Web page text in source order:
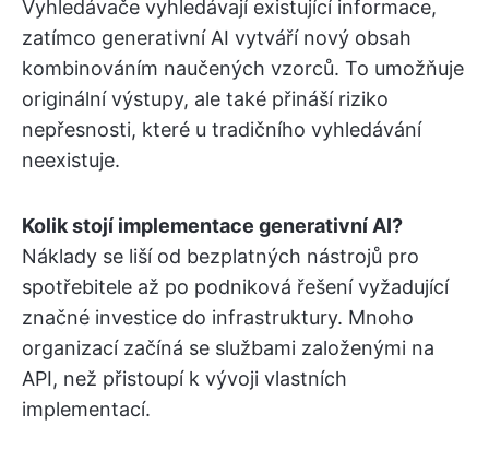
Vyhledávače vyhledávají existující informace,
zatímco generativní AI vytváří nový obsah
kombinováním naučených vzorců. To umožňuje
originální výstupy, ale také přináší riziko
nepřesnosti, které u tradičního vyhledávání
neexistuje.
Kolik stojí implementace generativní AI?
Náklady se liší od bezplatných nástrojů pro
spotřebitele až po podniková řešení vyžadující
značné investice do infrastruktury. Mnoho
organizací začíná se službami založenými na
API, než přistoupí k vývoji vlastních
implementací.